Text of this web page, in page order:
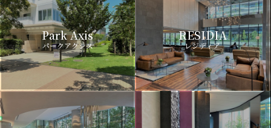
Park Axis
パークアクシス
RESIDIA
レジディア